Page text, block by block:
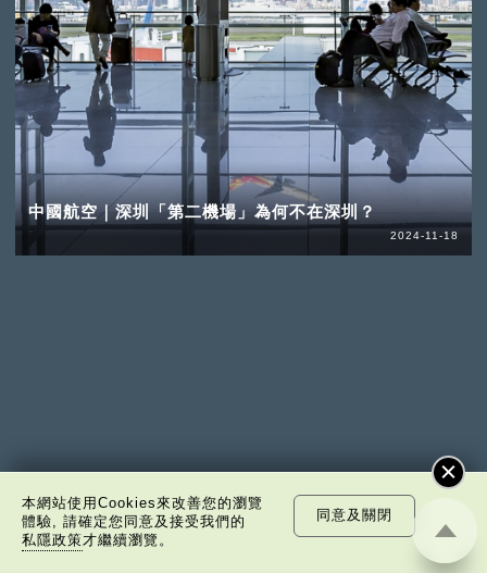
中國航空｜深圳「第二機場」為何不在深圳？
2024-11-18
本網站使用Cookies來改善您的瀏覽
體驗, 請確定您同意及接受我們的
私隱政策才繼續瀏覽。
同意及關閉